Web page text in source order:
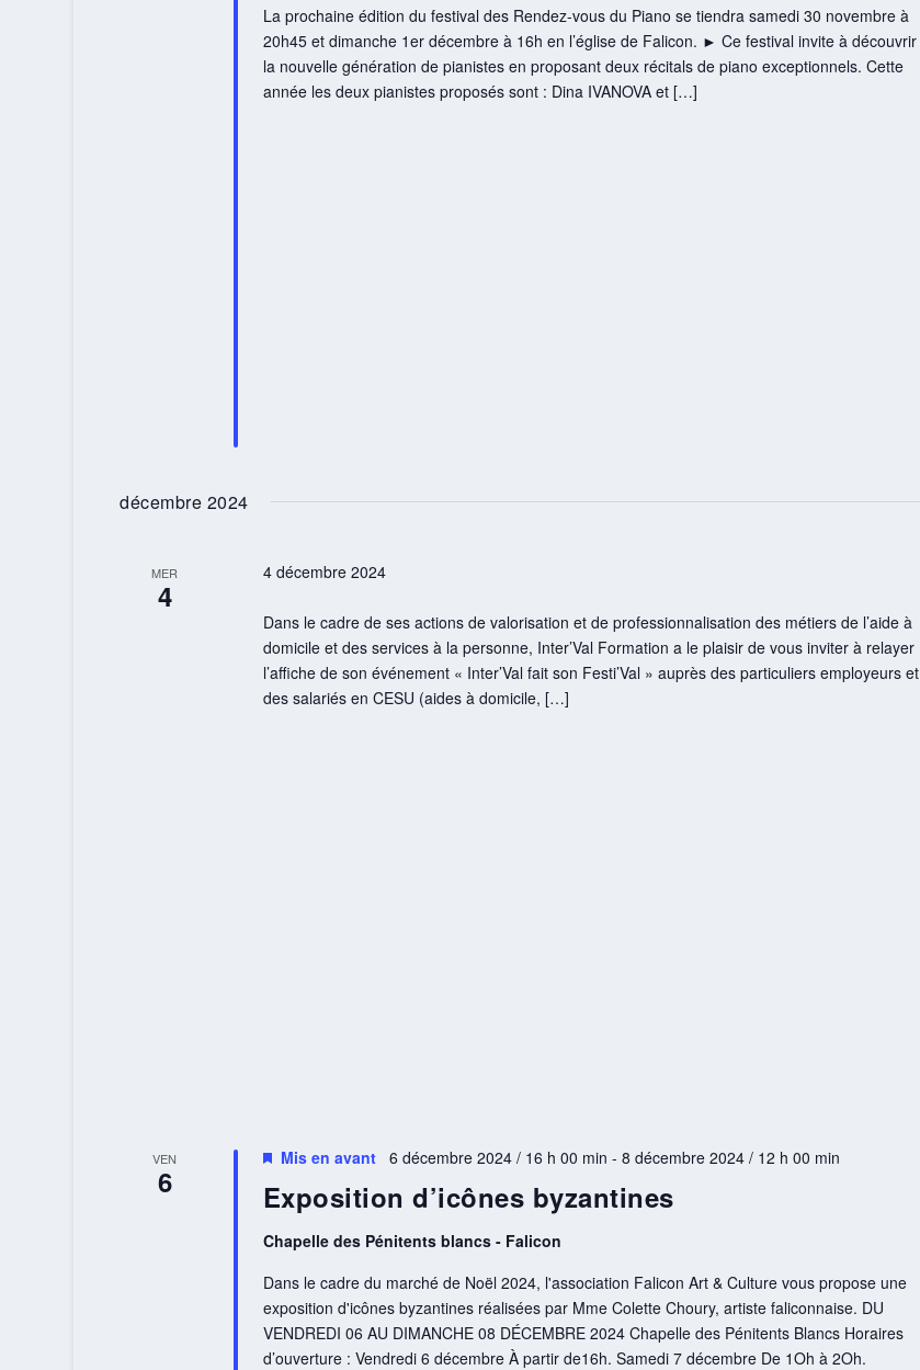
La prochaine édition du festival des Rendez-vous du Piano se tiendra samedi 30 novembre à
20h45 et dimanche 1er décembre à 16h en l’église de Falicon. ► Ce festival invite à découvrir
la nouvelle génération de pianistes en proposant deux récitals de piano exceptionnels. Cette
année les deux pianistes proposés sont : Dina IVANOVA et […]
décembre 2024
MER
4
4 décembre 2024
Dans le cadre de ses actions de valorisation et de professionnalisation des métiers de l’aide à
domicile et des services à la personne, Inter’Val Formation a le plaisir de vous inviter à relayer
l’affiche de son événement « Inter’Val fait son Festi’Val » auprès des particuliers employeurs et
des salariés en CESU (aides à domicile, […]
VEN
6 Exposition d’icônes byzantines
Mis en avant 6 décembre 2024 / 16 h 00 min - 8 décembre 2024 / 12 h 00 min
Chapelle des Pénitents blancs - Falicon
Dans le cadre du marché de Noël 2024, l'association Falicon Art & Culture vous propose une
exposition d'icônes byzantines réalisées par Mme Colette Choury, artiste faliconnaise. DU
VENDREDI 06 AU DIMANCHE 08 DÉCEMBRE 2024 Chapelle des Pénitents Blancs Horaires
d’ouverture : Vendredi 6 décembre À partir de16h. Samedi 7 décembre De 1Oh à 2Oh.